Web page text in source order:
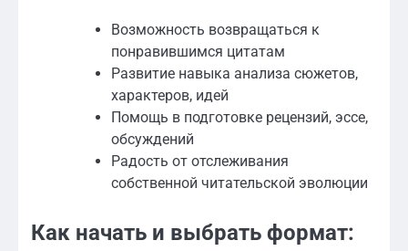
Возможность возвращаться к
понравившимся цитатам
Развитие навыка анализа сюжетов,
характеров, идей
Помощь в подготовке рецензий, эссе,
обсуждений
Радость от отслеживания
собственной читательской эволюции
Как начать и выбрать формат: